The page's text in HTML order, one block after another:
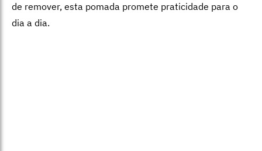
de remover, esta pomada promete praticidade para o
dia a dia.